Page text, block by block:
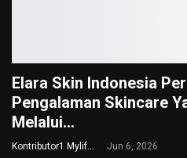
Elara Skin Indonesia
Pengalaman Skincare
Melalui…
Jun 6, 2026